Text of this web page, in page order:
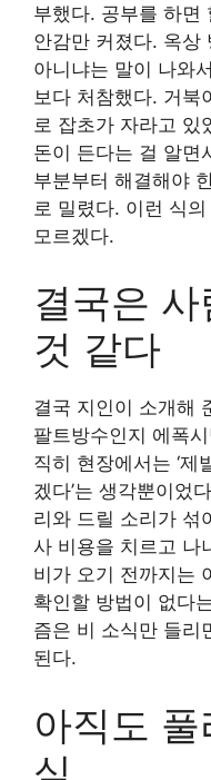
부했다. 공부를 하면
안감만 커졌다. 옥상
아니냐는 말이 나와
보다 처참했다. 거북
로 잡초가 자라고 있
돈이 든다는 걸 알면
부분부터 해결해야
로 밀렸다. 이런 식
모르겠다.
결국은
것 같다
결국 지인이 소개해
팔트방수인지 에폭
직히 현장에서는 ‘
겠다’는 생각뿐이었
리와 드릴 소리가 섞
사 비용을 치르고 나
비가 오기 전까지는
확인할 방법이 없다
즘은 비 소식만 들리
된다.
아직도
심